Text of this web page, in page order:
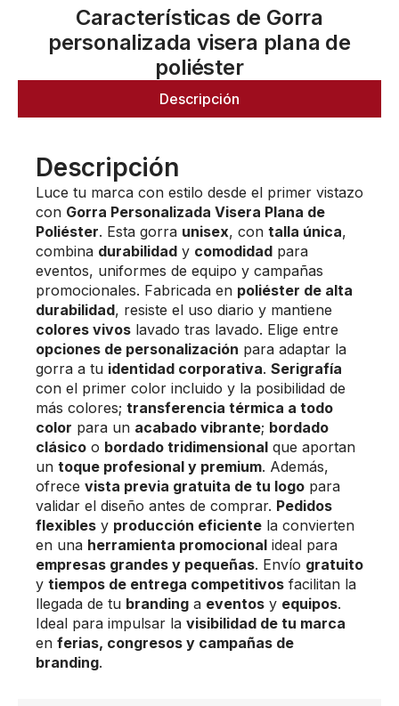
Características de Gorra
personalizada visera plana de
poliéster
Descripción
Descripción
Luce tu marca con estilo desde el primer vistazo
con Gorra Personalizada Visera Plana de
Poliéster. Esta gorra unisex, con talla única,
combina durabilidad y comodidad para
eventos, uniformes de equipo y campañas
promocionales. Fabricada en poliéster de alta
durabilidad, resiste el uso diario y mantiene
colores vivos lavado tras lavado. Elige entre
opciones de personalización para adaptar la
gorra a tu identidad corporativa. Serigrafía
con el primer color incluido y la posibilidad de
más colores; transferencia térmica a todo
color para un acabado vibrante; bordado
clásico o bordado tridimensional que aportan
un toque profesional y premium. Además,
ofrece vista previa gratuita de tu logo para
validar el diseño antes de comprar. Pedidos
flexibles y producción eficiente la convierten
en una herramienta promocional ideal para
empresas grandes y pequeñas. Envío gratuito
y tiempos de entrega competitivos facilitan la
llegada de tu branding a eventos y equipos.
Ideal para impulsar la visibilidad de tu marca
en ferias, congresos y campañas de
branding.